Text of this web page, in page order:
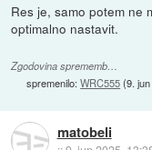
Res je, samo potem ne
optimalno nastavit.
Zgodovina sprememb…
spremenilo:WRC555(9.
matobeli